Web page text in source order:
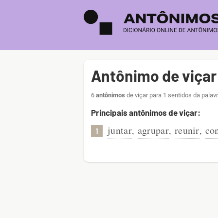
Antônimo de viçar
6 antônimos de viçar para 1 sentidos da
Principais antônimos de viçar:
1 juntar, agrupar, reunir,